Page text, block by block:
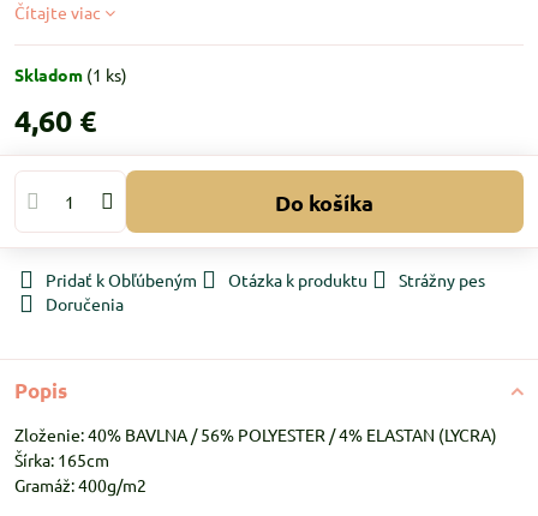
Čítajte viac
Skladom (1 ks)
4,60 €
Do košíka
Pridať k Obľúbeným Otázka k produktu
Strážny pes
Doručenia
Popis
Zloženie: 40% BAVLNA / 56% POLYESTER / 4% ELASTAN (LYCRA)
Šírka: 165cm
Gramáž: 400g/m2